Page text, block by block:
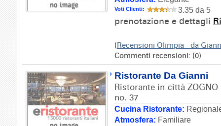
Voti Clienti: 3.35 da 5
prenotazione e dettagli
(Recensioni Olimpia - da
Commenti recensioni: (0)
Ristorante Da Gianni
Ristorante in città
no. 37
Cucina Ristorante:
Atmosfera: Familiare